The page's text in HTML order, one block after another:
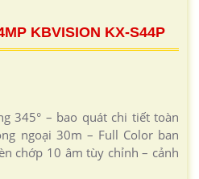
KBVISION KX-S44P
345° – bao quát chi tiết toàn
ngoại 30m – Full Color ban
chớp 10 âm tùy chỉnh – cảnh